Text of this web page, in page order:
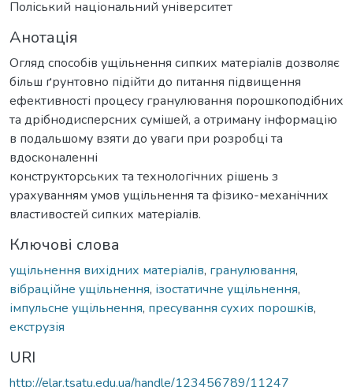
Поліський національний університет
Анотація
Огляд способів ущільнення сипких матеріалів дозволяє
більш ґрунтовно підійти до питання підвищення
ефективності процесу гранулювання порошкоподібних
та дрібнодисперсних сумішей, а отриману інформацію
в подальшому взяти до уваги при розробці та
вдосконаленні
конструкторських та технологічних рішень з
урахуванням умов ущільнення та фізико-механічних
властивостей сипких матеріалів.
Ключові слова
ущільнення вихідних матеріалів, гранулювання,
вібраційне ущільнення, ізостатичне ущільнення,
імпульсне ущільнення, пресування сухих порошків,
екструзія
URI
http://elar.tsatu.edu.ua/handle/123456789/11247